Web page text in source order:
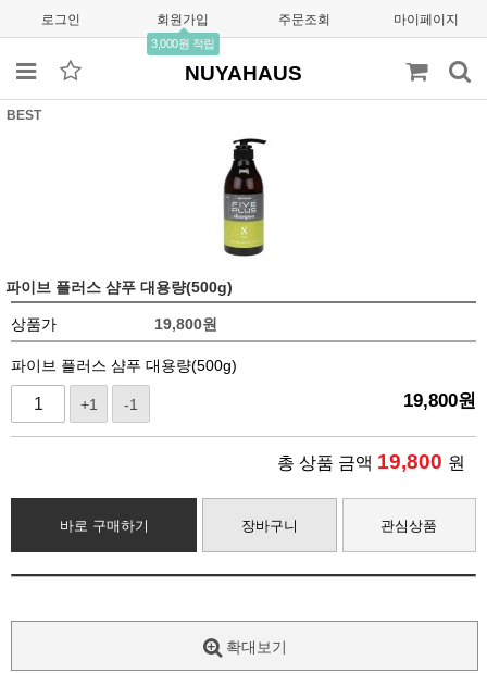
로그인 회원가입
3,000원 적립
주문조회 마이페이지
NUYAHAUS
BEST
파이브 플러스 샴푸 대용량(500g)
상품가 19,800원
파이브 플러스 샴푸 대용량(500g)
+1 -1 19,800원
총 상품 금액 19,800 원
바로 구매하기 장바구니 관심상품
확대보기